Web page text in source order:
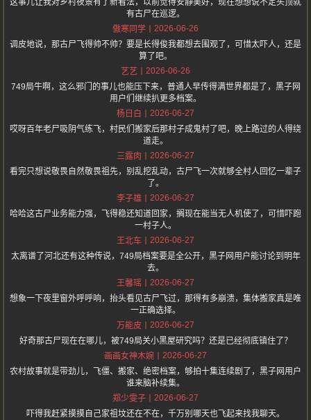
这事儿让我对乡村夜景有了新看法，以前觉得安静美好，现在想想说不定头顶就
有古尸在巡逻。
傲寒同学
2026-06-26
调皮地说，那古尸飞得帅不帅？要是长得俊我都想去围观了，可惜太吓人，还是
算了吧。
艺艺
2026-06-26
749局牛啊，这么邪门的事儿也能压下来，普通人早传得满世界都是了，黑子网
用户们继续扒更多档案。
杨日白
2026-06-27
哎呀百年老尸吸阴气练飞，村民们搬家后那村子成鬼村了吧，晚上路过的人得绕
道走。
三露肉
2026-06-27
看完只想说敬畏自然敬畏祖先，别乱挖乱动，古尸飞一次就够全村人回忆一辈子
了。
李子雄
2026-06-27
哈哈这古尸业务能力强，飞得稳还知道回家，搁现在能当无人机使了，可惜吓跑
一村子人。
王北车
2026-06-27
太离谱了河北还有这种传说，749局档案要是全公开，黑子网用户能讨论到明年
去。
王馨瑶
2026-06-27
想象一下夜里窗外呼呼响，抬头看见古尸飞过，那得有多崩溃，集体搬家真是唯
一正确选择。
万能皮
2026-06-27
好奇那古尸现在在哪儿，被749局关小黑屋研究吗？还是已经彻底镇住了？
画画女神木婉
2026-06-27
农村故事就是带劲儿，飞僵、搬家、绝密档案，够拍十集连续剧了，黑子网用户
谁来脑补续集。
郑少雯子
2026-06-27
吓得我赶紧摸摸自己家祖坟还在不在，千万别哪天也飞起来找我聊天。